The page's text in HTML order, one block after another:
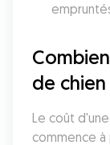
de chien
Le coût
commence